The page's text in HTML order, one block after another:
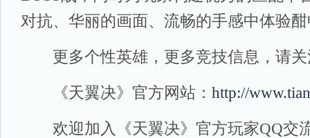
对抗、华丽的画面、流畅的手感中体验
更多个性英雄，更多竞技信息，请
《天翼决》官方网站： http://
欢迎加入《天翼决》官方玩家QQ